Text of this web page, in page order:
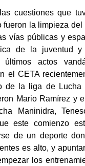
cuestiones que
fueron la limpieza
vías públicas y
de la juventud
últimos actos
el CETA
de la liga de Lucha
Mario Ramírez y
Maninidra,
este comienzo
de un deporte
es alto, y
los